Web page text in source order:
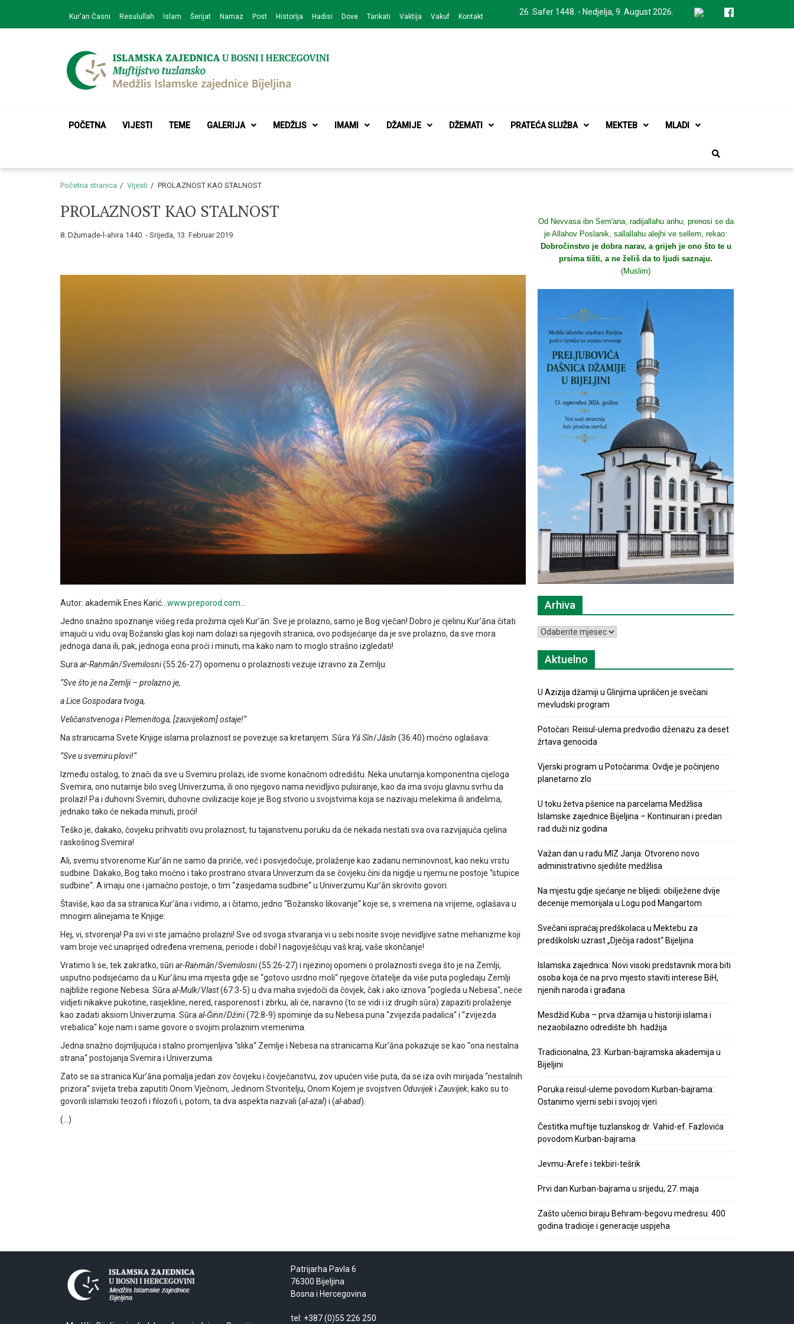
navigation
content
26. Safer 1448. - Nedjelja, 9. August 2026.
Kur'an Časni Resulullah Islam Šerijat Namaz Post Historija Hadisi Dove Tarikati Vaktija Vakuf Kontakt
Medžlis Islamske zajednice Bijeljina
POČETNA VIJESTI TEME GALERIJA MEDŽLIS IMAMI DŽAMIJE DŽEMATI PRATEĆA SLUŽBA MEKTEB MLADI
Početna stranica Vijesti PROLAZNOST KAO STALNOST
PROLAZNOST KAO STALNOST
8. Džumade-l-ahira 1440. - Srijeda, 13. Februar 2019.
Autor: akademik Enes Karić… www.preporod.com
Jedno snažno spoznanje višeg reda prožima cijeli Kurʼān: Sve je prolazno, samo je Bog vječan! Dobro je cjelinu Kurʼāna čitati
imajući u vidu ovaj Božanski glas koji nam dolazi sa njegovih stranica, ovo podsjećanje da je sve prolazno, da sve mora
jednoga dana ili, pak, jednoga eona proći i minuti, ma kako nam to moglo strašno izgledati!
Sura ar-Raḥmān/Svemilosni(55:26-27) opomenu o prolaznosti vezuje izravno za Zemlju:
“Sve što je na Zemlji – prolazno je,
a Lice Gospodara tvoga,
Veličanstvenoga i Plemenitoga, [zauvijekom] ostaje!“
Na stranicama Svete Knjige islama prolaznost se povezuje sa kretanjem. Sūra Yā Sīn/Jāsīn (36:40) moćno oglašava:
“Sve u svemiru plovi!“
Između ostalog, to znači da sve u Svemiru prolazi, ide svome konačnom odredištu. Neka unutarnja komponentna cijeloga
Svemira, ono nutarnje bilo sveg Univerzuma, ili ono njegovo nama nevidljivo pulsiranje, kao da ima svoju glavnu svrhu da
prolazi! Pa i duhovni Svemiri, duhovne civilizacije koje je Bog stvorio u svojstvima koja se nazivaju melekima ili anđelima,
jednako tako će nekada minuti, proći!
Teško je, dakako, čovjeku prihvatiti ovu prolaznost, tu tajanstvenu poruku da će nekada nestati sva ova razvijajuća cjelina
raskošnog Svemira!
Ali, svemu stvorenome Kurʼān ne samo da pririče, već i posvjedočuje, prolaženje kao zadanu neminovnost, kao neku vrstu
sudbine. Dakako, Bog tako moćno i tako prostrano stvara Univerzum da se čovjeku čini da nigdje u njemu ne postoje “stupice
sudbine“. A imaju one i jamačno postoje, o tim “zasjedama sudbine“ u Univerzumu Kurʼān skrovito govori.
Štaviše, kao da sa stranica Kurʼāna i vidimo, a i čitamo, jedno “Božansko likovanje“ koje se, s vremena na vrijeme, oglašava u
mnogim alinejama te Knjige:
Hej, vi, stvorenja! Pa svi vi ste jamačno prolazni! Sve od svoga stvaranja vi u sebi nosite svoje nevidljive satne mehanizme koji
vam broje već unaprijed određena vremena, periode i dobi! I nagovješćuju vaš kraj, vaše skončanje!
Vratimo li se, tek zakratko, sūri ar-Raḥmān/Svemilosni(55:26-27) i njezinoj opomeni o prolaznosti svega što je na Zemlji,
usputno podsjećamo da u Kurʼānu ima mjesta gdje se “gotovo usrdno moli“ njegove čitatelje da više puta pogledaju Zemlji
najbliže regione Nebesa. Sūra al-Mulk/Vlast(67:3-5) u dva maha svjedoči da čovjek, čak i ako iznova “pogleda u Nebesa“, neće
vidjeti nikakve pukotine, rasjekline, nered, rasporenost i zbrku, ali će, naravno (to se vidi i iz drugih sūra) zapaziti prolaženje
kao zadati aksiom Univerzuma. Sūra al-Ğinn/Džini(72:8-9) spominje da su Nebesa puna “zvijezda padalica“ i “zvijezda
vrebalica“ koje nam i same govore o svojim prolaznim vremenima.
Jedna snažno dojmljujuća i stalno promjenljiva “slika“ Zemlje i Nebesa na stranicama Kurʼāna pokazuje se kao “ona nestalna
strana“ postojanja Svemira i Univerzuma.
Zato se sa stranica Kurʼāna pomalja jedan zov čovjeku i čovječanstvu, zov upućen više puta, da se iza ovih mirijada “nestalnih
prizora“ svijeta treba zaputiti Onom Vječnom, Jedinom Stvoritelju, Onom Kojem je svojstven Oduvijeki Zauvijek, kako su to
govorili islamski teozofi i filozofi i, potom, ta dva aspekta nazvali (al-azal) i (al-abad).
(…)
Od Nevvasa ibn Sem'ana, radijallahu anhu, prenosi se da
je Allahov Poslanik, sallallahu alejhi ve sellem, rekao:
Dobročinstvo je dobra narav, a grijeh je ono što te u
prsima tišti, a ne želiš da to ljudi saznaju.
(Muslim)
Arhiva
Arhiva
Aktuelno
U Azizija džamiji u Glinjima upriličen je svečani
mevludski program
Potočari: Reisul-ulema predvodio dženazu za deset
žrtava genocida
Vjerski program u Potočarima: Ovdje je počinjeno
planetarno zlo
U toku žetva pšenice na parcelama Medžlisa
Islamske zajednice Bijeljina – Kontinuiran i predan
rad duži niz godina
Važan dan u radu MIZ Janja: Otvoreno novo
administrativno sjedište medžlisa
Na mjestu gdje sjećanje ne blijedi: obilježene dvije
decenije memorijala u Logu pod Mangartom
Svečani ispraćaj predškolaca u Mektebu za
predškolski uzrast „Dječija radost“ Bijeljina
Islamska zajednica: Novi visoki predstavnik mora biti
osoba koja će na prvo mjesto staviti interese BiH,
njenih naroda i građana
Mesdžid Kuba – prva džamija u historiji islama i
nezaobilazno odredište bh. hadžija
Tradicionalna, 23. Kurban-bajramska akademija u
Bijeljini
Poruka reisul-uleme povodom Kurban-bajrama:
Ostanimo vjerni sebi i svojoj vjeri
Čestitka muftije tuzlanskog dr. Vahid-ef. Fazlovića
povodom Kurban-bajrama
Jevmu-Arefe i tekbiri-tešrik
Prvi dan Kurban-bajrama u srijedu, 27. maja
Zašto učenici biraju Behram-begovu medresu: 400
godina tradicije i generacije uspjeha
Patrijarha Pavla 6
76300 Bijeljina
Bosna i Hercegovina
tel: +387 (0)55 226 250